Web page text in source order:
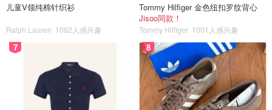
儿童V领纯棉针织衫
Ralph Lauren 1062人感兴趣
Tommy Hilfiger 金色纽扣罗纹背心
Jisoo同款！
Tommy Hilfiger 1001人感兴趣
7 8